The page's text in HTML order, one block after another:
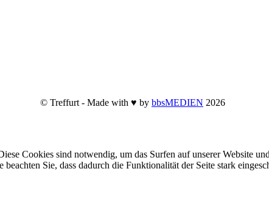
© Treffurt - Made with ♥ by bbsMEDIEN 2026
Cookies sind notwendig, um das Surfen auf unserer Website
Sie, dass dadurch die Funktionalität der Seite stark